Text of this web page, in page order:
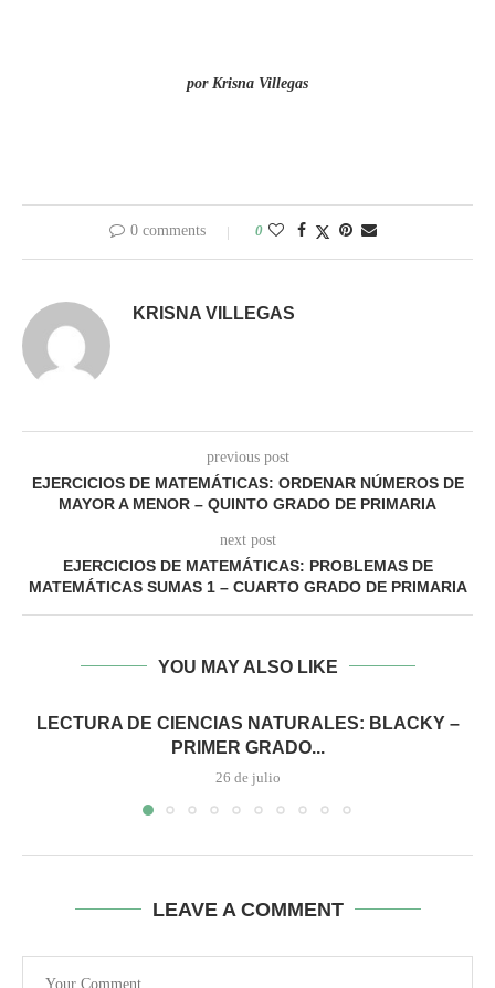
por Krisna Villegas
0 comments 0
KRISNA VILLEGAS
previous post
EJERCICIOS DE MATEMÁTICAS: ORDENAR NÚMEROS DE
MAYOR A MENOR – QUINTO GRADO DE PRIMARIA
next post
EJERCICIOS DE MATEMÁTICAS: PROBLEMAS DE
MATEMÁTICAS SUMAS 1 – CUARTO GRADO DE PRIMARIA
YOU MAY ALSO LIKE
LECTURA DE CIENCIAS NATURALES: BLACKY –
PRIMER GRADO...
26 de julio
LEAVE A COMMENT